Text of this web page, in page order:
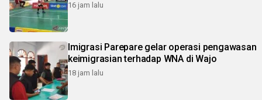
16 jam lalu
Imigrasi Parepare gelar operasi pengawasan
keimigrasian terhadap WNA di Wajo
18 jam lalu